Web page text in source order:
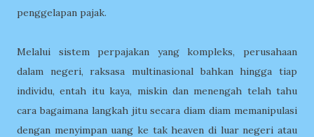
penggelapan pajak.
Melalui sistem perpajakan yang kompleks, perusahaan
dalam negeri, raksasa multinasional bahkan hingga tiap
individu, entah itu kaya, miskin dan menengah telah tahu
cara bagaimana langkah jitu secara diam diam memanipulasi
dengan menyimpan uang ke tak heaven di luar negeri atau